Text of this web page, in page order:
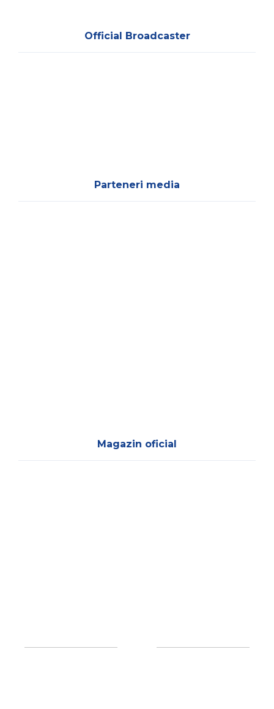
Official Broadcaster
Parteneri media
Magazin oficial